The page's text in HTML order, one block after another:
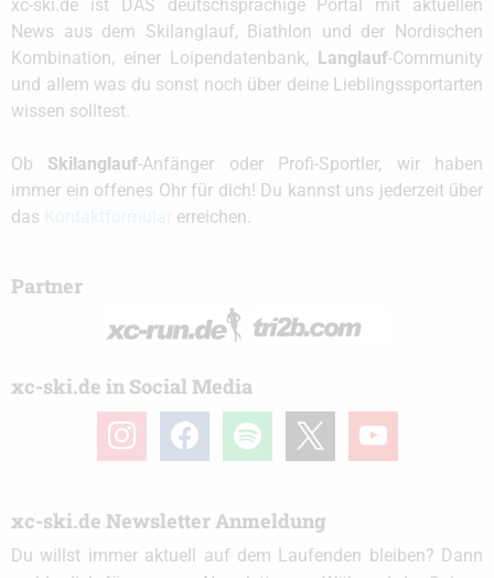
xc-ski.de ist DAS deutschsprachige Portal mit aktuellen
News aus dem Skilanglauf, Biathlon und der Nordischen
Kombination, einer Loipendatenbank, Langlauf-Community
und allem was du sonst noch über deine Lieblingssportarten
wissen solltest.
Ob Skilanglauf-Anfänger oder Profi-Sportler, wir haben
immer ein offenes Ohr für dich! Du kannst uns jederzeit über
das
erreichen.
Partner
xc-ski.de in Social Media
instagramfacebook spotify youtube
xc-ski.de Newsletter Anmeldung
Du willst immer aktuell auf dem Laufenden bleiben? Dann